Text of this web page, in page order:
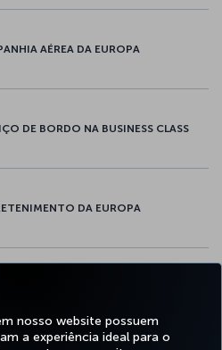
nosso website possuem
a experiência ideal para o
AÉREA DA EUROPA
DE BORDO NA BUSINESS CLASS
DA EUROPA